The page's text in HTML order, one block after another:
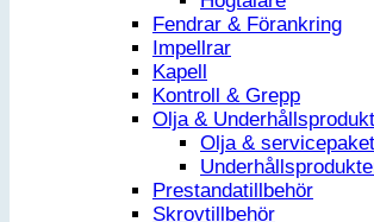
Fendrar & Förankring
Impellrar
Kapell
Kontroll & Grepp
Olja &
Olja & servicepaket
Prestandatillbehör
Skrovtillbehör